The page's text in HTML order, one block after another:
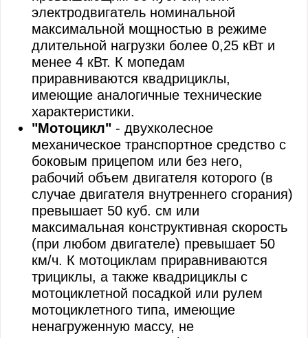
электродвигатель номинальной
максимальной мощностью в режиме
длительной нагрузки более 0,25 кВт и
менее 4 кВт. К мопедам
приравниваются квадрициклы,
имеющие аналогичные технические
характеристики.
"Мотоцикл" - двухколесное
механическое транспортное средство с
боковым прицепом или без него,
рабочий объем двигателя которого (в
случае двигателя внутреннего сгорания)
превышает 50 куб. см или
максимальная конструктивная скорость
(при любом двигателе) превышает 50
км/ч. К мотоциклам приравниваются
трициклы, а также квадрициклы с
мотоциклетной посадкой или рулем
мотоциклетного типа, имеющие
ненагруженную массу, не